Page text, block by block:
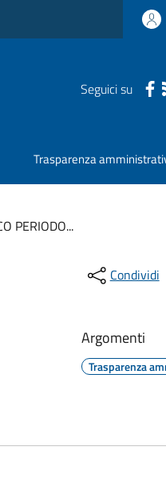
Seguici su
Trasparenza
PERIODO...
Condividi
Argomenti
Trasparenza